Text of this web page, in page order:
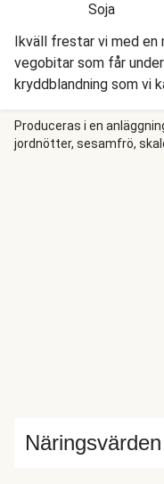
Soja
Ikväll frestar vi med
vegobitar som får
kryddblandning som vi
sandwich med rostad
aioli, kål och äpple.
Produceras i en
jordnötter, sesamfrö,
Näringsvärden